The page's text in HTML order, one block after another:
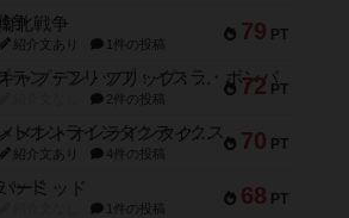
79 PT
南北戦争
紹介文あり 1件の投稿
72 PT
キャプテン・フリップ：イスラ・ボンバ
2件の投稿
70 PT
メメントオンラインタクティクス
紹介文あり 4件の投稿
68 PT
ーミッド
1件の投稿